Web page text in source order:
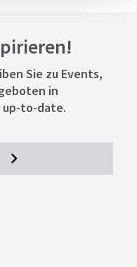
Sie zu Events,
in
up-to-date.